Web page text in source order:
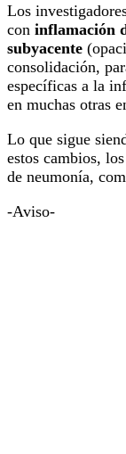
Los
con inflamación
subyacente
consolidación,
específicas a la
en muchas otras
Lo que sigue
estos cambios,
de neumonía,
-Aviso-